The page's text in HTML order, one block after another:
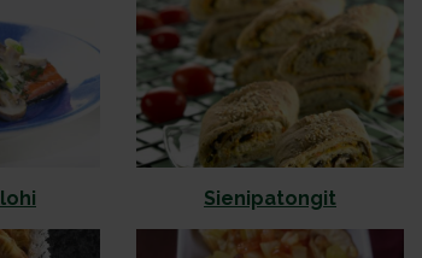
Sienipatongit